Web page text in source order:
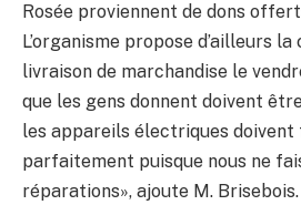
Rosée proviennent de dons
L’organisme propose d’ailleurs
livraison de marchandise le
que les gens donnent doivent
les appareils électriques
parfaitement puisque nous ne
réparations», ajoute M. Brisebois.